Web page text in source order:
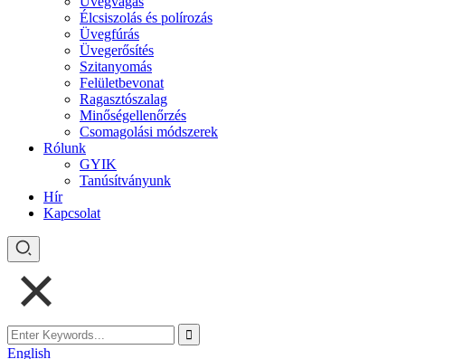
Élcsiszolás és polírozás
Üvegfúrás
Üvegerősítés
Szitanyomás
Felületbevonat
Ragasztószalag
Minőségellenőrzés
Csomagolási módszerek
Rólunk
GYIK
Tanúsítványunk
Hír
Kapcsolat
English